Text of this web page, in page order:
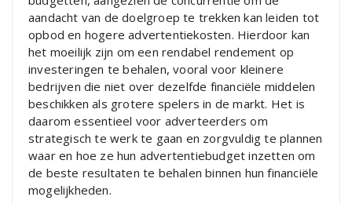
aandacht van de doelgroep te trekken kan leiden tot
opbod en hogere advertentiekosten. Hierdoor kan
het moeilijk zijn om een ​​rendabel rendement op
investeringen te behalen, vooral voor kleinere
bedrijven die niet over dezelfde financiële middelen
beschikken als grotere spelers in de markt. Het is
daarom essentieel voor adverteerders om
strategisch te werk te gaan en zorgvuldig te plannen
waar en hoe ze hun advertentiebudget inzetten om
de beste resultaten te behalen binnen hun financiële
mogelijkheden.